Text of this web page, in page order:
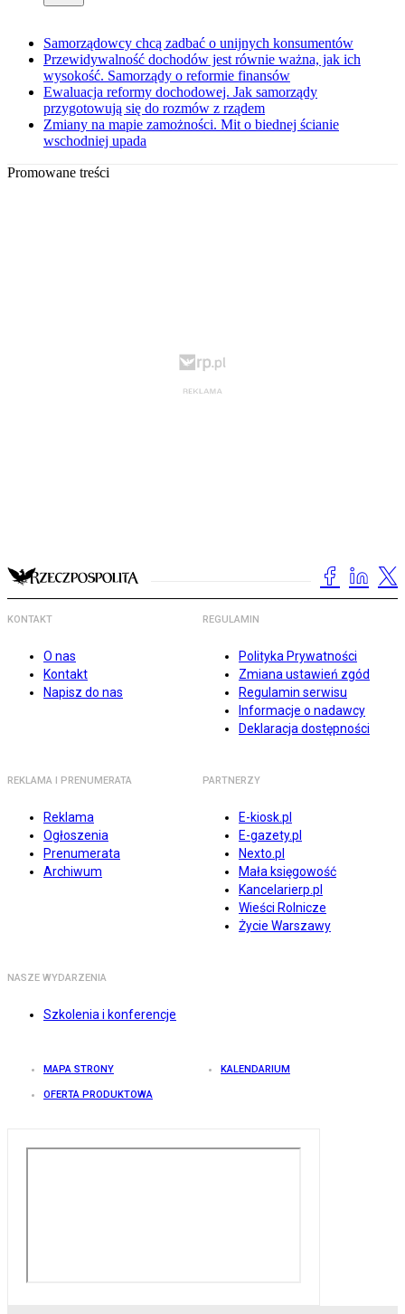
Samorządowcy chcą zadbać o unijnych konsumentów
Przewidywalność dochodów jest równie ważna, jak ich
wysokość. Samorządy o reformie finansów
Ewaluacja reformy dochodowej. Jak samorządy
przygotowują się do rozmów z rządem
Zmiany na mapie zamożności. Mit o biednej ścianie
wschodniej upada
Promowane treści
KONTAKT
O nas
Kontakt
Napisz do nas
REGULAMIN
Polityka Prywatności
Zmiana ustawień zgód
Regulamin serwisu
Informacje o nadawcy
Deklaracja dostępności
REKLAMA I PRENUMERATA
Reklama
Ogłoszenia
Prenumerata
Archiwum
PARTNERZY
E-kiosk.pl
E-gazety.pl
Nexto.pl
Mała księgowość
Kancelarierp.pl
Wieści Rolnicze
Życie Warszawy
NASZE WYDARZENIA
Szkolenia i konferencje
MAPA STRONY KALENDARIUM
OFERTA PRODUKTOWA